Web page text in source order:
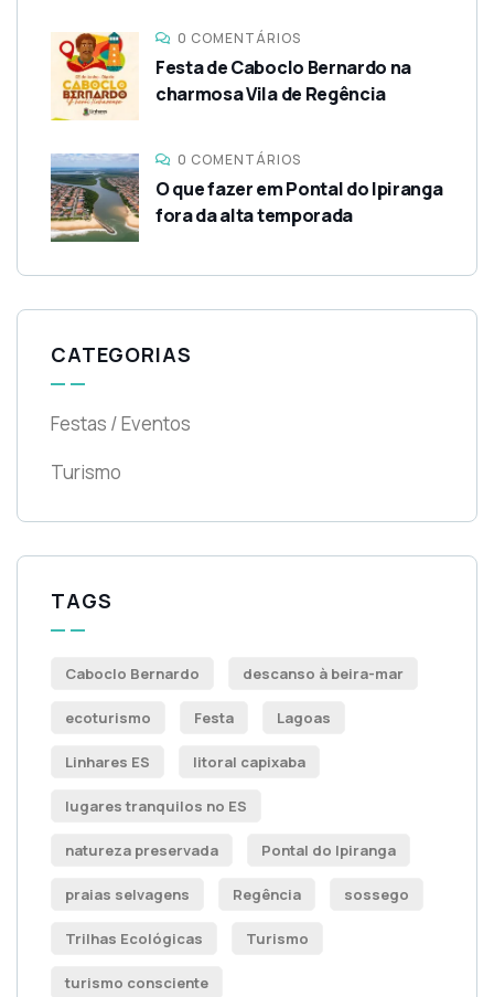
0 COMENTÁRIOS
Festa de Caboclo Bernardo na
charmosa Vila de Regência
0 COMENTÁRIOS
O que fazer em Pontal do Ipiranga
fora da alta temporada
CATEGORIAS
Festas / Eventos
Turismo
TAGS
Caboclo Bernardo descanso à beira-mar
ecoturismo Festa Lagoas
Linhares ES litoral capixaba
lugares tranquilos no ES
natureza preservada Pontal do Ipiranga
praias selvagens Regência sossego
Trilhas Ecológicas Turismo
turismo consciente